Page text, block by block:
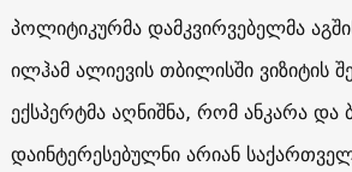
პოლიტიკურმა დამკვირვებელმა
ილჰამ ალიევის თბილისში ვიზიტის
ექსპერტმა აღნიშნა, რომ ანკარა და
დაინტერესებულნი არიან